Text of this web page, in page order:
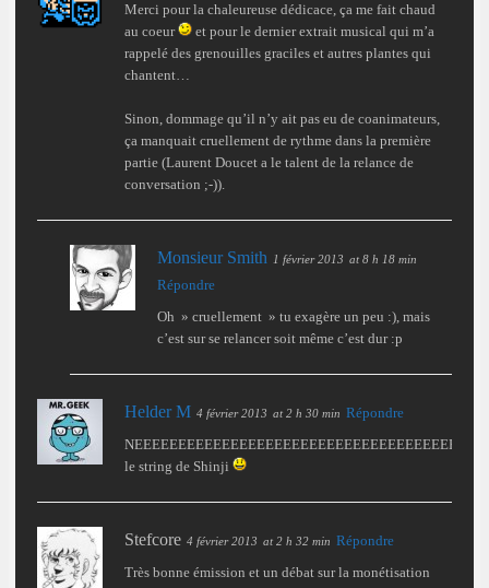
Merci pour la chaleureuse dédicace, ça me fait chaud
au coeur
et pour le dernier extrait musical qui m’a
rappelé des grenouilles graciles et autres plantes qui
chantent…
Sinon, dommage qu’il n’y ait pas eu de coanimateurs,
ça manquait cruellement de rythme dans la première
partie (Laurent Doucet a le talent de la relance de
conversation ;-)).
Monsieur Smith 1 février 2013 at 8 h 18 min
Répondre
Oh » cruellement » tu exagère un peu :), mais
c’est sur se relancer soit même c’est dur :p
Helder M 4 février 2013 at 2 h 30 min Répondre
le string de Shinji
Stefcore 4 février 2013 at 2 h 32 min Répondre
Très bonne émission et un débat sur la monétisation